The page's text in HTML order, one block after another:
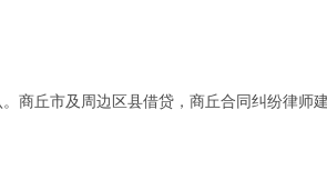
商丘市及周边区县借贷，商丘合同纠纷律师